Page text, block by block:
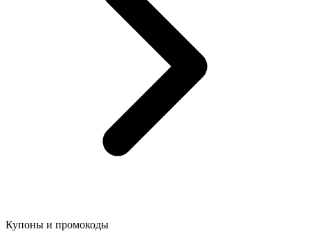
Купоны и промокоды